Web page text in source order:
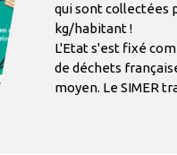
qui sont collectées
kg/habitant !
L'Etat s'est fixé
de déchets
moyen. Le SIMER